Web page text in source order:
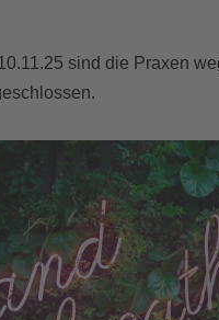
sind die Praxen